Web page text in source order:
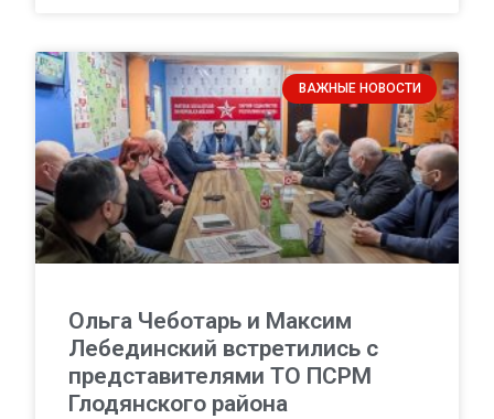
ВАЖНЫЕ НОВОСТИ
Ольга Чеботарь и Максим
Лебединский встретились с
представителями ТО ПСРМ
Глодянского района